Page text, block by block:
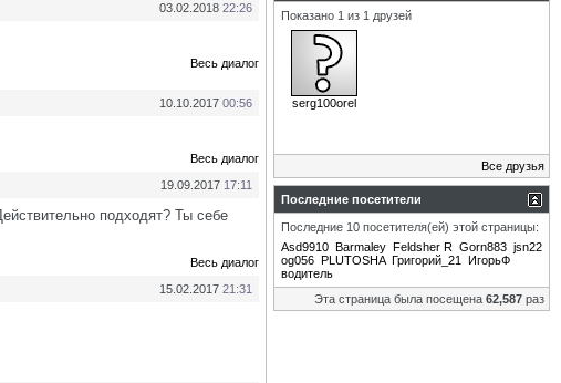
03.02.2018 22:26
Весь диалог
10.10.2017 00:56
Весь диалог
19.09.2017 17:11
подходят? Ты себе
Весь диалог
15.02.2017 21:31
Показано 1 из 1 друзей
serg100orel
Все друзья
Последние посетители
Последние 10 посетителя(ей) этой страницы:
Asd9910 Barmaley Feldsher R Gorn883 jsn22
og056 PLUTOSHA Григорий_21
ИгорьФ
водитель
Эта страница была посещена 62,587 раз